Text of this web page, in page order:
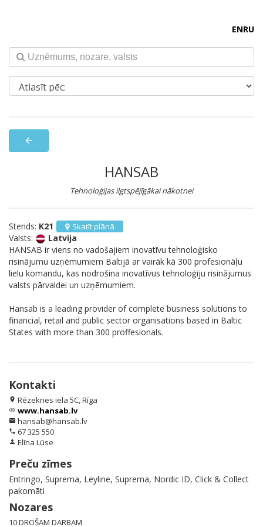
ENRU
arrow_back
HANSAB
Tehnoloģijas ilgtspējīgākai nākotnei
Stends: K21 Skatīt plānā
Valsts:
Latvija
HANSAB ir viens no vadošajiem inovatīvu tehnoloģisko
risinājumu uzņēmumiem Baltijā ar vairāk kā 300 profesionāļu
lielu komandu, kas nodrošina inovatīvus tehnoloģiju risinājumus
valsts pārvaldei un uzņēmumiem.
Hansab is a leading provider of complete business solutions to
financial, retail and public sector organisations based in Baltic
States with more than 300 proffesionals.
Kontakti
location_on Rēzeknes iela 5C, Rīga
link www.hansab.lv
email hansab@hansab.lv
phone 67 325 550
person Elīna Lūse
Preču zīmes
Entringo, Suprema, Leyline, Suprema, Nordic ID, Click & Collect
pakomāti
Nozares
10 DROŠAM DARBAM